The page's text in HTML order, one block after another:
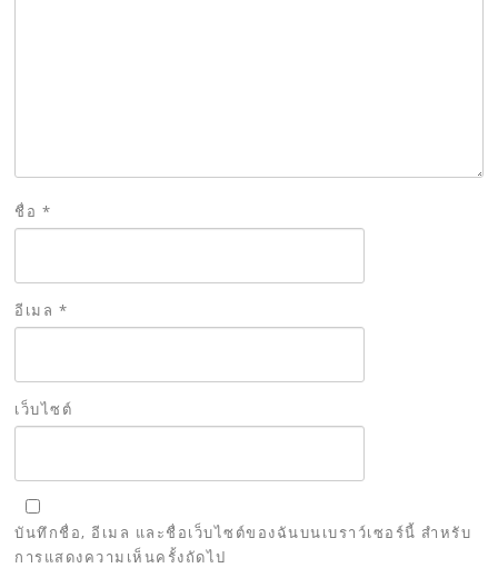
ชื่อ *
อีเมล *
เว็บไซต์
บันทึกชื่อ, อีเมล และชื่อเว็บไซต์ของฉันบนเบราว์เซอร์นี้ สำหรับ
การแสดงความเห็นครั้งถัดไป